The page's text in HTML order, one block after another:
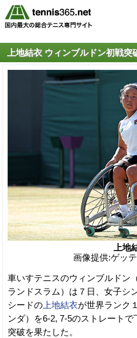
上地結衣 ウィンブルドン初戦突
上地
画像提供:ゲッ
車いすテニスのウィンブルドン
ランドスラム）は７日、女子シ
シードの 上地結衣が世界ランク
ンダ）を6-2, 7-5のストレート
突破を果たした。